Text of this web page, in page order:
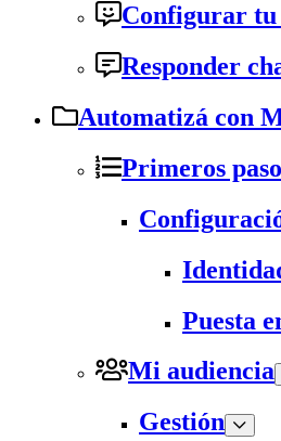
Configurar tu
Responder
Automatizá con
Primeros
Puesta
Mi audiencia
Gestión